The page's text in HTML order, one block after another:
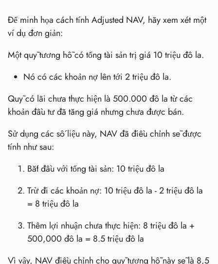
Để minh họa cách tính Adjusted NAV, hãy xem xét một
ví dụ đơn giản:
Một quỹ tương hỗ có tổng tài sản trị giá 10 triệu đô la.
Nó có các khoản nợ lên tới 2 triệu đô la.
Quỹ có lãi chưa thực hiện là 500.000 đô la từ các
khoản đầu tư đã tăng giá nhưng chưa được bán.
Sử dụng các số liệu này, NAV đã điều chỉnh sẽ được
tính như sau:
Bắt đầu với tổng tài sản: 10 triệu đô la
Trừ đi các khoản nợ: 10 triệu đô la - 2 triệu đô la
= 8 triệu đô la
Thêm lợi nhuận chưa thực hiện: 8 triệu đô la +
500,000 đô la = 8.5 triệu đô la
Vì vậy, NAV điều chỉnh cho quỹ tương hỗ này sẽ là 8,5